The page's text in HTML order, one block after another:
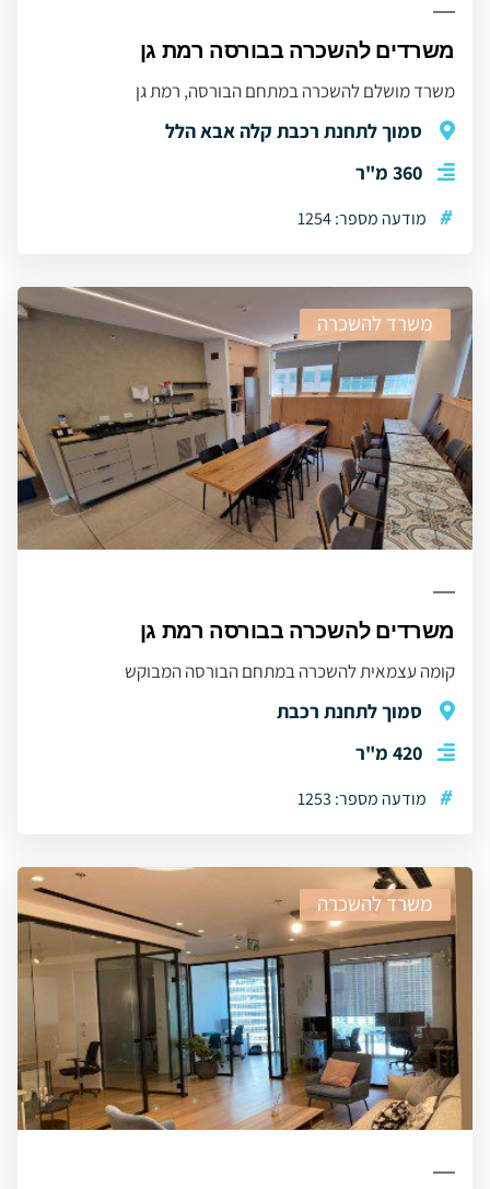
משרדים להשכרה בבורסה רמת גן
משרד מושלם להשכרה במתחם הבורסה, רמת גן
סמוך לתחנת רכבת קלה אבא הלל
360 מ"ר
# מודעה מספר: 1254
משרד להשכרה
משרדים להשכרה בבורסה רמת גן
קומה עצמאית להשכרה במתחם הבורסה המבוקש
סמוך לתחנת רכבת
420 מ"ר
# מודעה מספר: 1253
משרד להשכרה